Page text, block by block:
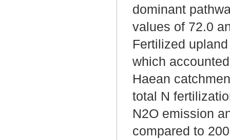
dominant
values of 72.0
Fertilized
which
Haean
total N
N2O emission
compared to